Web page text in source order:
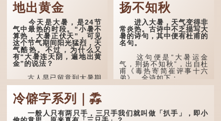
地出黄金
今天是大暑，是24节
气中最热的时段。“小暑不
算热，大暑正伏天”，可见
这个节气期间阳光猛烈，天
气酷热。不过，为什么又
有“大暑连天阴，遍地出黄
金”的说法？
古人早已留意到大暑期
间的气候规律。 《逸周书·
时训解》记载：「大暑之
日，腐草化为萤。又五日，
土润溽暑。又五日，大雨时
行。」意思是说，大暑时节
萤火虫出生，土地湿热，常
扬不知秋
进入大暑，天气变得非
常炎热。古诗中不乏描写大
暑的诗句，其中便有杜甫的
名句。
这句便是“大暑运金
气，荆扬不知秋”，出自杜
甫《毒热寄简崔评事十六
弟》，全诗如下：
林下有塌翼，水中无行
舟。
冷僻字系列｜掱
一般人只有两只手，三只手我们就叫做「扒手」，即小